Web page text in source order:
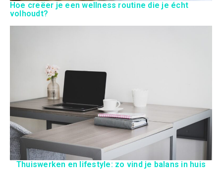
Hoe creëer je een wellness routine die je écht
volhoudt?
Thuiswerken en lifestyle: zo vind je balans in huis